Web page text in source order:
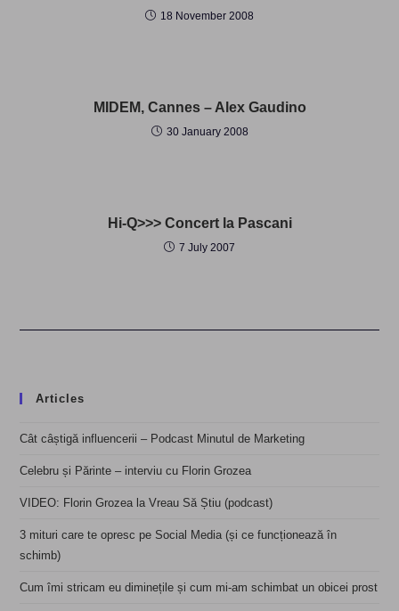
18 November 2008
MIDEM, Cannes – Alex Gaudino
30 January 2008
Hi-Q>>> Concert la Pascani
7 July 2007
Articles
Cât câștigă influencerii – Podcast Minutul de Marketing
Celebru și Părinte – interviu cu Florin Grozea
VIDEO: Florin Grozea la Vreau Să Știu (podcast)
3 mituri care te opresc pe Social Media (și ce funcționează în
schimb)
Cum îmi stricam eu diminețile și cum mi-am schimbat un obicei prost